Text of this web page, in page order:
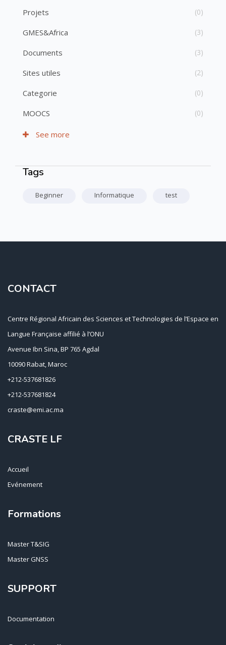
Projets (0)
GMES&Africa (3)
Documents (3)
Sites utiles (2)
Categorie (0)
MOOCS (0)
See more
Passer Tags
Tags
Beginner Informatique test
CONTACT
Centre Régional Africain des Sciences et Technologies de l’Espace en
Langue Française affilié à l’ONU
Avenue Ibn Sina, BP 765 Agdal
10090 Rabat, Maroc
+212-537681826
+212-537681824
craste@emi.ac.ma
CRASTE LF
Accueil
Evénement
Formations
Master T&SIG
Master GNSS
SUPPORT
Documentation